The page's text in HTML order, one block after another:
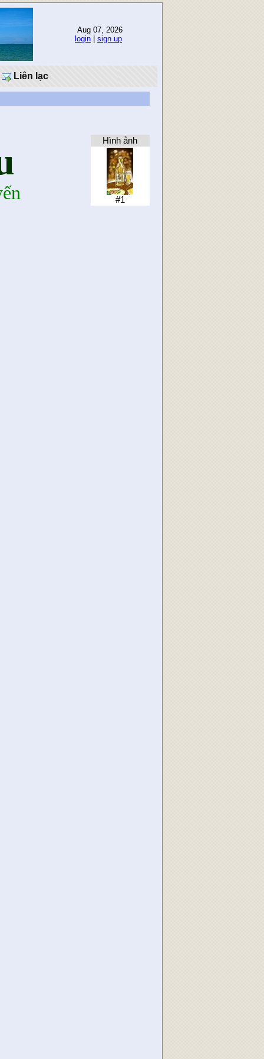
Aug 07, 2026
login
sign up
Liên lạc
Hình ảnh
#1